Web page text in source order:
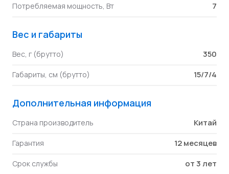
Потребляемая мощность, Вт 7
Вес и габариты
Вес, г (брутто) 350
Габариты, см (брутто) 15/7/4
Дополнительная информация
Страна производитель Китай
Гарантия 12 месяцев
Срок службы от 3 лет